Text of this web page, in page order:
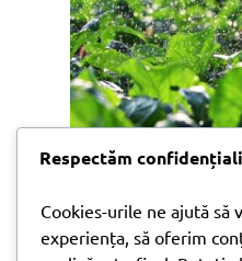
Respectăm
Cookies-urile ne ajută să
experiența, să oferim